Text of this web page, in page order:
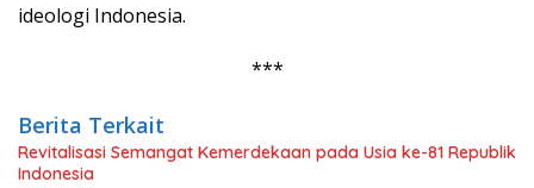
ideologi Indonesia.
***
Berita Terkait
Revitalisasi Semangat Kemerdekaan pada Usia ke-81 Republik
Indonesia